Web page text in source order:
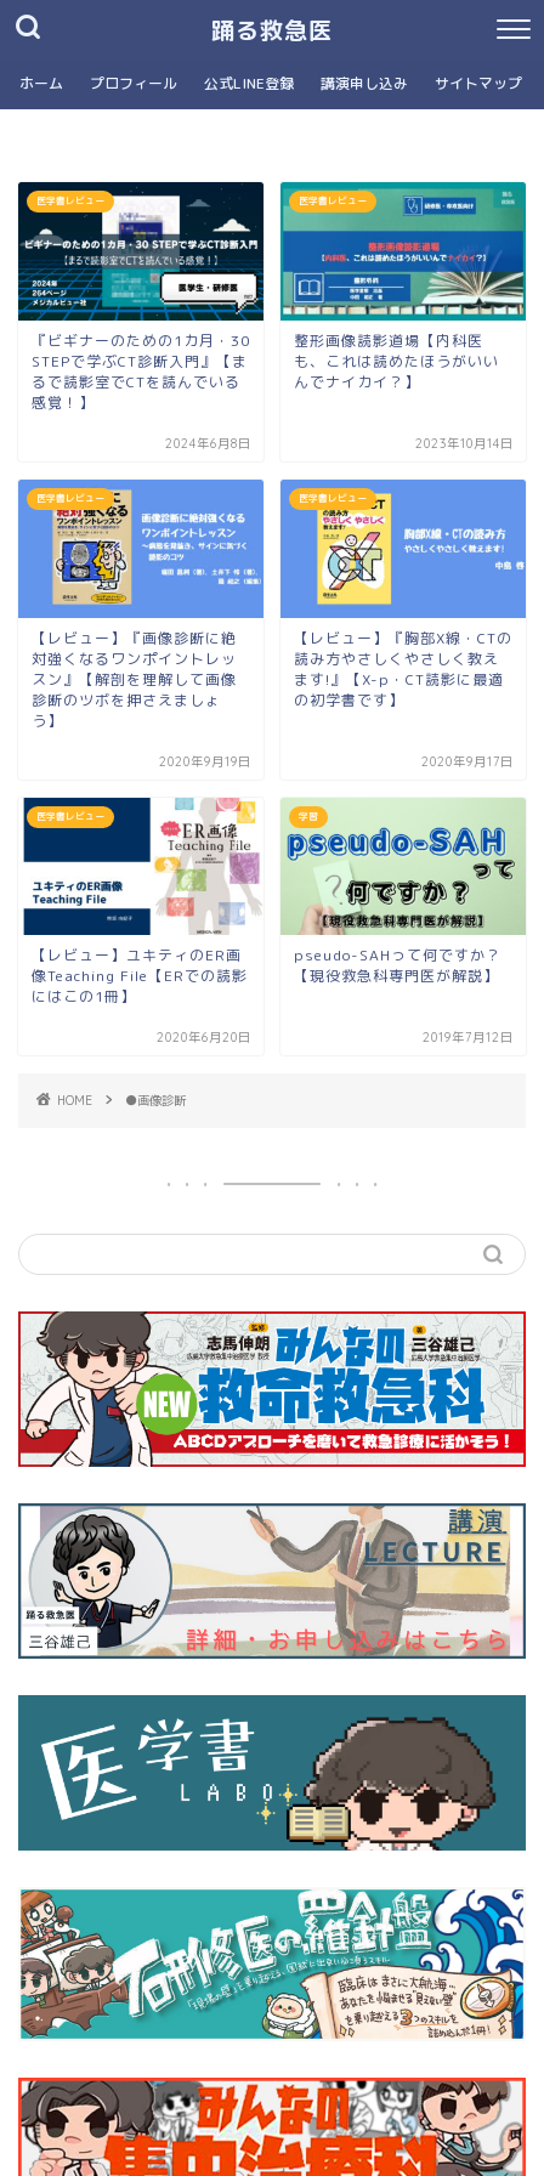
踊る救急医
ホーム プロフィール 公式LINE登録 講演申し込み サイトマップ
医学書レビュー
『ビギナーのための1カ月・30
STEPで学ぶCT診断入門』【ま
るで読影室でCTを読んでいる
感覚！】
2024年6月8日
医学書レビュー
整形画像読影道場【内科医
も、これは読めたほうがいい
んでナイカイ？】
2023年10月14日
医学書レビュー
【レビュー】『画像診断に絶
対強くなるワンポイントレッ
スン』【解剖を理解して画像
診断のツボを押さえましょ
う】
2020年9月19日
医学書レビュー
【レビュー】『胸部X線・CTの
読み方やさしくやさしく教え
ます!』【X-p・CT読影に最適
の初学書です】
2020年9月17日
医学書レビュー
【レビュー】ユキティのER画
像Teaching File【ERでの読影
にはこの1冊】
2020年6月20日
学習
pseudo-SAHって何ですか？
【現役救急科専門医が解説】
2019年7月12日
HOME ●画像診断